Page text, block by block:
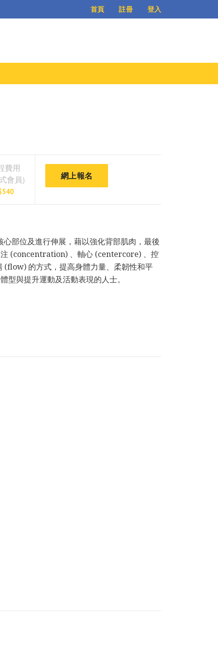
首頁 註冊 登入
費用
會員)
網上報名
部位及進行伸展，藉以強化背部肌肉，最後
注 (concentration) 、軸心 (centercore) 、控
的方式，提高身體力量、柔韌性和平
型與提升運動及活動表現的人士。